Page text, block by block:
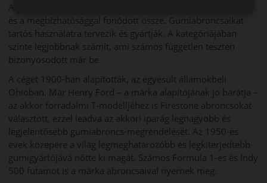
A Firestone márkanév már csaknem 120 éve a minőséggel
és a megbízhatósággal fonódott össze. Gumiabroncsaikat
tartós használatra tervezik és gyártják. A kategóriájában
szinte legjobbnak számít, ami számos független teszten
bizonyosodott már be.
A céget 1900-ban alapították, az egyesült államokbeli
Ohióban. Már Henry Ford – a márka alapítójának jó barátja –
az akkor forradalmi T-modelljéhez is Firestone abroncsokat
választott, ezzel leadva az akkori iparág legnagyobb és
legjelentősebb gumiabroncs-megrendelését. Az 1950-es
évek közepére a világ legmeghatározóbb és legkiterjedtebb
gumigyártójává nőtte ki magát. Számos Formula 1-es és Indy
500 futamot is a márka abroncsaival nyernek meg.